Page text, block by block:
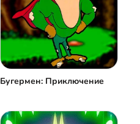
Бугермен: Приключение